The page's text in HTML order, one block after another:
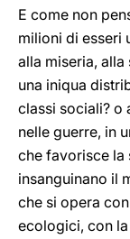
E come non
milioni di esseri
alla miseria,
una iniqua
classi sociali? o
nelle guerre, in
che favorisce la
insanguinano il
che si opera
ecologici, con